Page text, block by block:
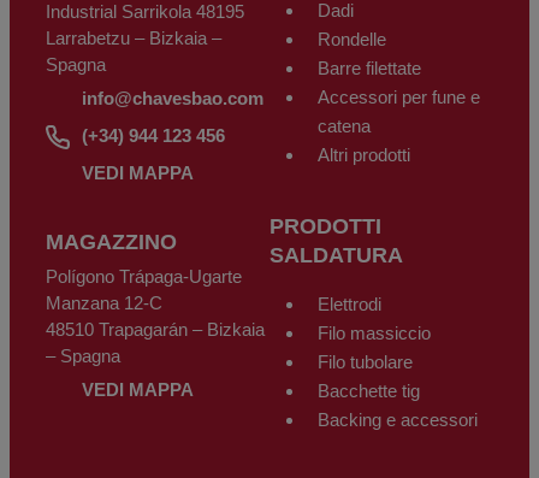
Industrial Sarrikola 48195
Larrabetzu – Bizkaia –
Spagna
info@chavesbao.com
(+34) 944 123 456
VEDI MAPPA
MAGAZZINO
Polígono Trápaga-Ugarte
Manzana 12-C
48510 Trapagarán – Bizkaia
– Spagna
VEDI MAPPA
Dadi
Rondelle
Barre filettate
Accessori per fune e
catena
Altri prodotti
PRODOTTI
SALDATURA
Elettrodi
Filo massiccio
Filo tubolare
Bacchette tig
Backing e accessori